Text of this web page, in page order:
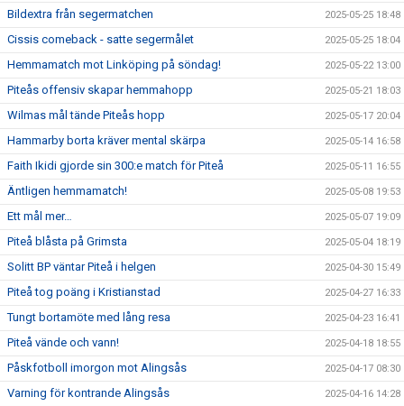
Bildextra från segermatchen 2025-05-25 18:48
Cissis comeback - satte segermålet 2025-05-25 18:04
Hemmamatch mot Linköping på söndag! 2025-05-22 13:00
Piteås offensiv skapar hemmahopp 2025-05-21 18:03
Wilmas mål tände Piteås hopp 2025-05-17 20:04
Hammarby borta kräver mental skärpa 2025-05-14 16:58
Faith Ikidi gjorde sin 300:e match för Piteå 2025-05-11 16:55
Äntligen hemmamatch! 2025-05-08 19:53
Ett mål mer… 2025-05-07 19:09
Piteå blåsta på Grimsta 2025-05-04 18:19
Solitt BP väntar Piteå i helgen 2025-04-30 15:49
Piteå tog poäng i Kristianstad 2025-04-27 16:33
Tungt bortamöte med lång resa 2025-04-23 16:41
Piteå vände och vann! 2025-04-18 18:55
Påskfotboll imorgon mot Alingsås 2025-04-17 08:30
Varning för kontrande Alingsås 2025-04-16 14:28